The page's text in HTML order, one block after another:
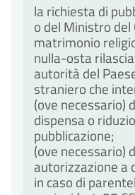
la richiesta di
o del Ministro del
matrimonio
nulla-osta
autorità del
straniero che
(ove necessario)
dispensa o
pubblicazione;
(ove necessario)
autorizzazione a
in caso di